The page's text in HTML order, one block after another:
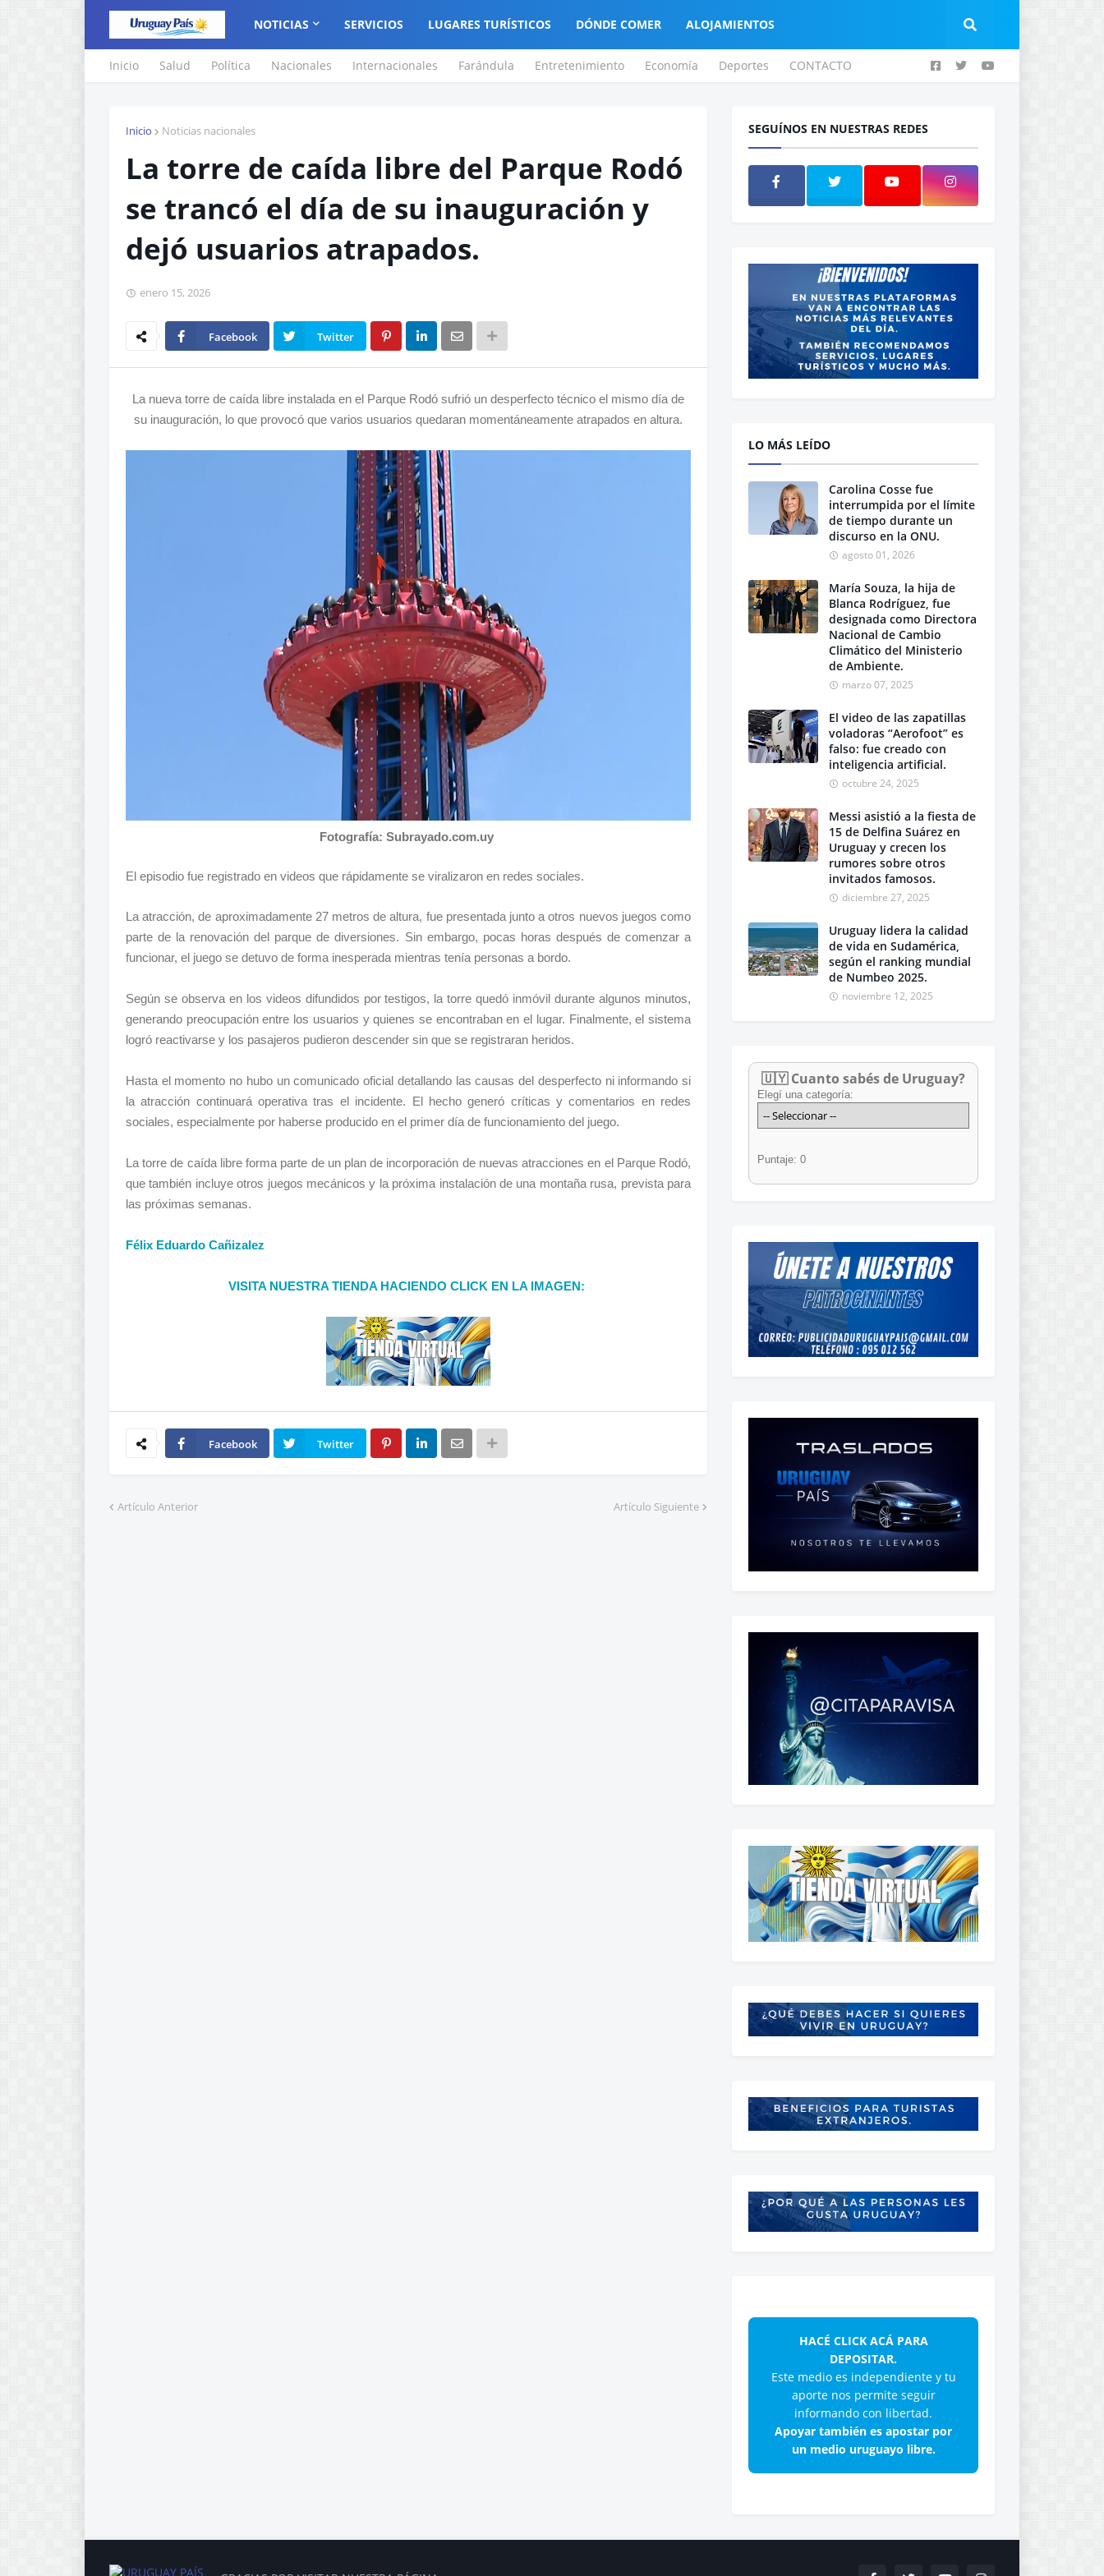
NOTICIAS SERVICIOS LUGARES TURÍSTICOS DÓNDE COMER ALOJAMIENTOS
Inicio Salud Política Nacionales Internacionales Farándula Entretenimiento Economía Deportes CONTACTO
Inicio Noticias nacionales
La torre de caída libre del Parque Rodó
se trancó el día de su inauguración y
dejó usuarios atrapados.
enero 15, 2026
Facebook Twitter
La nueva torre de caída libre instalada en el Parque Rodó sufrió un desperfecto técnico el mismo día de
su inauguración, lo que provocó que varios usuarios quedaran momentáneamente atrapados en altura.
Fotografía: Subrayado.com.uy
El episodio fue registrado en videos que rápidamente se viralizaron en redes sociales.
La atracción, de aproximadamente 27 metros de altura, fue presentada junto a otros nuevos juegos como
parte de la renovación del parque de diversiones. Sin embargo, pocas horas después de comenzar a
funcionar, el juego se detuvo de forma inesperada mientras tenía personas a bordo.
Según se observa en los videos difundidos por testigos, la torre quedó inmóvil durante algunos minutos,
generando preocupación entre los usuarios y quienes se encontraban en el lugar. Finalmente, el sistema
logró reactivarse y los pasajeros pudieron descender sin que se registraran heridos.
Hasta el momento no hubo un comunicado oficial detallando las causas del desperfecto ni informando si
la atracción continuará operativa tras el incidente. El hecho generó críticas y comentarios en redes
sociales, especialmente por haberse producido en el primer día de funcionamiento del juego.
La torre de caída libre forma parte de un plan de incorporación de nuevas atracciones en el Parque Rodó,
que también incluye otros juegos mecánicos y la próxima instalación de una montaña rusa, prevista para
las próximas semanas.
Félix Eduardo Cañizalez
VISITA NUESTRA TIENDA HACIENDO CLICK EN LA IMAGEN:
Facebook Twitter
Artículo Anterior Artículo Siguiente
SEGUÍNOS EN NUESTRAS REDES
LO MÁS LEÍDO
Carolina Cosse fue
interrumpida por el límite
de tiempo durante un
discurso en la ONU.
agosto 01, 2026
María Souza, la hija de
Blanca Rodríguez, fue
designada como Directora
Nacional de Cambio
Climático del Ministerio
de Ambiente.
marzo 07, 2025
El video de las zapatillas
voladoras “Aerofoot” es
falso: fue creado con
inteligencia artificial.
octubre 24, 2025
Messi asistió a la fiesta de
15 de Delfina Suárez en
Uruguay y crecen los
rumores sobre otros
invitados famosos.
diciembre 27, 2025
Uruguay lidera la calidad
de vida en Sudamérica,
según el ranking mundial
de Numbeo 2025.
noviembre 12, 2025
🇺🇾 Cuanto sabés de Uruguay?
Elegí una categoría:
Puntaje: 0
HACÉ CLICK ACÁ PARA
DEPOSITAR.
Este medio es independiente y tu
aporte nos permite seguir
informando con libertad.
Apoyar también es apostar por
un medio uruguayo libre.